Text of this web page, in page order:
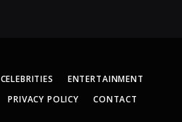
CELEBRITIES
ENTERTAINMENT
PRIVACY POLICY CONTACT